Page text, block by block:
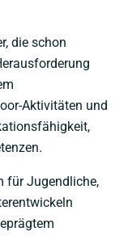
die schon
Aktivitäten und
für Jugendliche,